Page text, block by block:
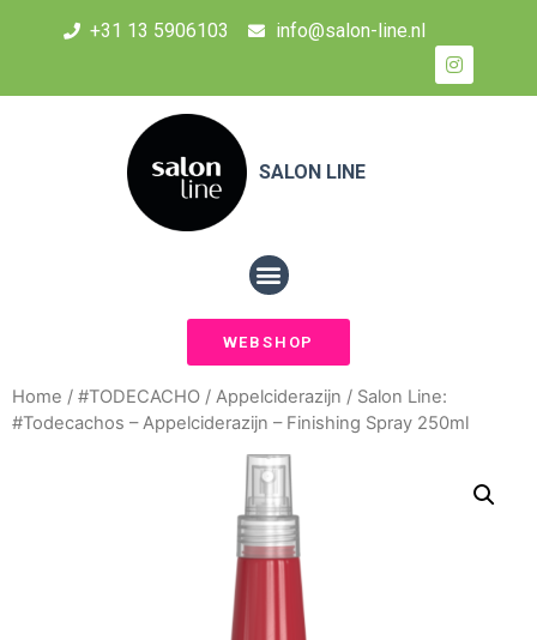
+31 13 5906103 info@salon-line.nl
SALON LINE
WEBSHOP
Home / #TODECACHO / Appelciderazijn / Salon Line:
#Todecachos – Appelciderazijn – Finishing Spray 250ml